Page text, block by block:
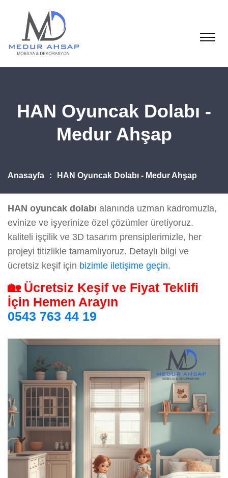
HAN Oyuncak Dolabı -
Medur Ahşap
Anasayfa HAN Oyuncak Dolabı - Medur Ahşap
HAN oyuncak dolabı alanında uzman kadromuzla,
evinize ve işyerinize özel çözümler üretiyoruz.
kaliteli işçilik ve 3D tasarım prensiplerimizle, her
projeyi titizlikle tamamlıyoruz. Detaylı bilgi ve
ücretsiz keşif için bizimle iletişime geçin.
🏡 Ücretsiz Keşif ve Fiyat Teklifi
İçin Hemen Arayın
0543 763 44 19